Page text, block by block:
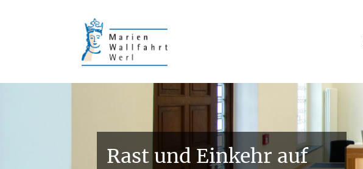
Rast und Einkehr auf